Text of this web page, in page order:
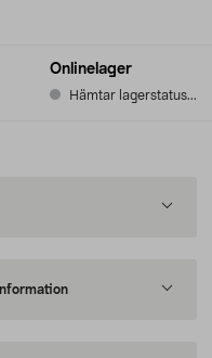
Onlinelager
Hämtar lagerstatus...